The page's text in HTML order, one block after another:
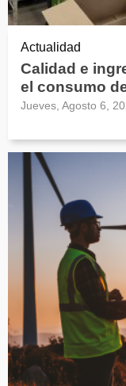
Actualidad
Calidad e
el consumo
Jueves, Agosto 6,